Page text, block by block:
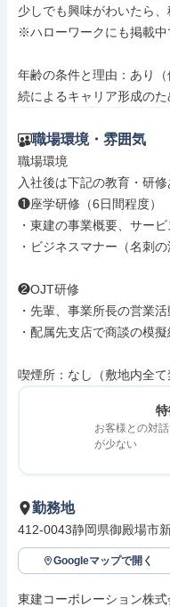
少しでも興味がわいたら
※ハローワークにも掲載中
年齢の条件と理由：あり
続によるキャリア形成のた
職場環境・雰囲気
職場環境
入社後は下記の教育・研
❶座学研修（6日間程度）
・東建の事業概要、サー
・ビジネスマナー（名刺
❷OJT研修
・先輩、事業所長の営業
・配属先支店で商談の模擬
喫煙所：なし（敷地内全て
お客様との対話
が少ない
勤務地
412-0043静岡県御殿場市
Googleマップで開く
東建コーポレーション株